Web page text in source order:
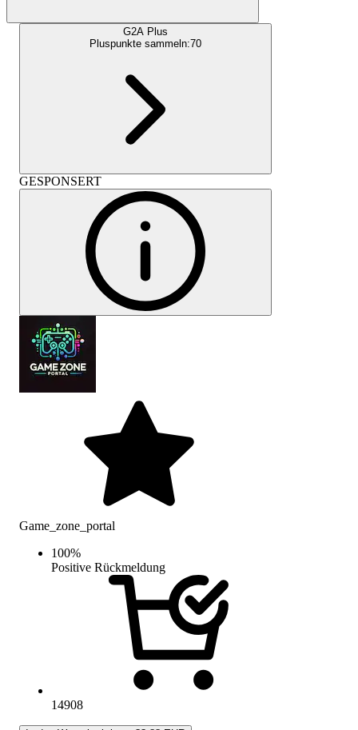
G2A Plus
Pluspunkte sammeln:70
GESPONSERT
Game_zone_portal
100%
Positive Rückmeldung
14908